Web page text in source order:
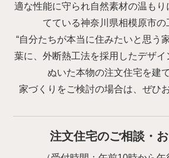
適な性能に守られ自然素材の温も
てている神奈川県相模原市の
“自分たちが本当に住みたいと思う
葉に、外断熱工法を採用したデザイ
ぬいた本物の注文住宅を建
家づくりをご検討の場合は、ぜひ
注文住宅のご相談・